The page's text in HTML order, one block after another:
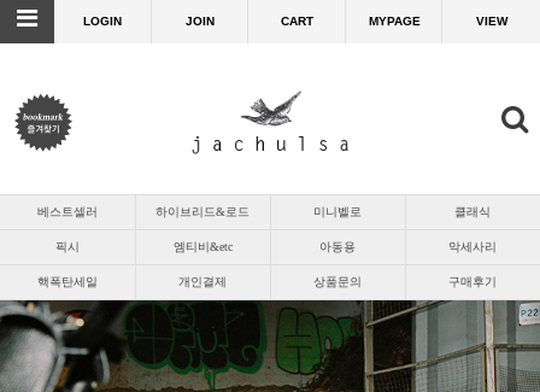
LOGIN JOIN CART MYPAGE VIEW
베스트셀러 하이브리드&로드 미니벨로 클래식
픽시 엠티비&etc 아동용 악세사리
핵폭탄세일 개인결제 상품문의 구매후기